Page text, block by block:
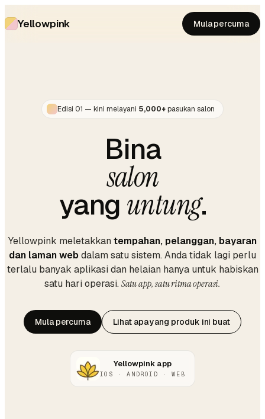
Yellowpink Mula percuma
Edisi 01 — kini melayani 5,000+pasukan salon
Bina
salon
yang untung.
Yellowpink meletakkan tempahan, pelanggan, bayaran
dan laman webdalam satu sistem. Anda tidak lagi perlu
terlalu banyak aplikasi dan helaian hanya untuk habiskan
satu hari operasi. Satu app, satu ritma operasi.
Mula percuma Lihat apa yang produk ini buat
Yellowpink app
IOS · ANDROID · WEB